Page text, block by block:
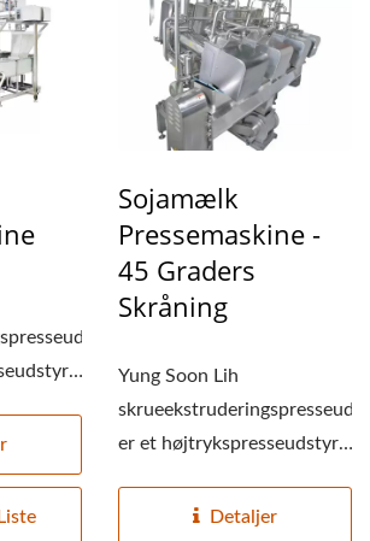
TOFU
TOFU
TOFU
TOFU
Sojamælk
Pressemaskine -
45 Graders
Skråning
Yung Soon Lih
er et højtrykspresseudstyr,
Detaljer